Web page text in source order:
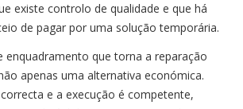
existe controlo de qualidade e que há
de pagar por uma solução temporária.
enquadramento que torna a reparação
apenas uma alternativa económica.
e a execução é competente,